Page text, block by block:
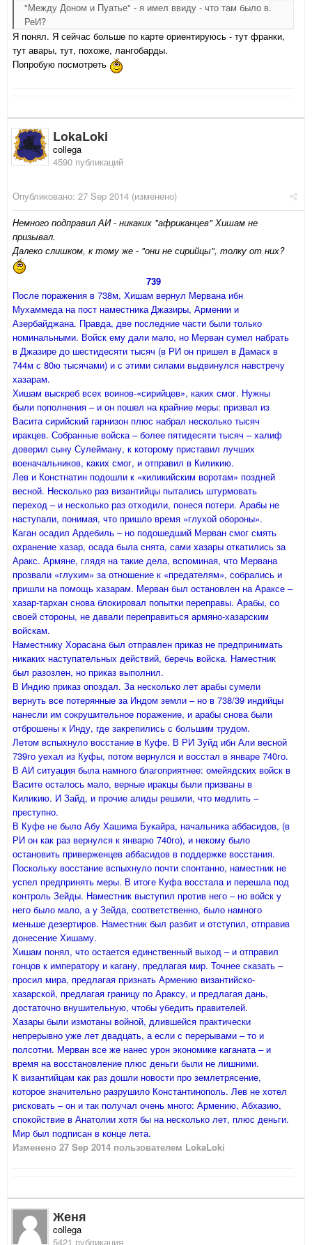
"Между Доном и Пуатье" - я имел ввиду - что там было в.
РеИ?
Я понял. Я сейчас больше по карте ориентируюсь - тут франки,
тут авары, тут, похоже, лангобарды.
Попробую посмотреть
LokaLoki
collega
4590 публикаций
Опубликовано: 27 Sep 2014 (изменено)
Немного подправил АИ - никаких "африканцев" Хишам не
призывал.
Далеко слишком, к тому же - "они не сирийцы", толку от них?
739
После поражения в 738м, Хишам вернул Мервана ибн
Мухаммеда на пост наместника Джазиры, Армении и
Азербайджана. Правда, две последние части были только
номинальными. Войск ему дали мало, но Мерван сумел набрать
в Джазире до шестидесяти тысяч (в РИ он пришел в Дамаск в
744м с 80ю тысячами) и с этими силами выдвинулся навстречу
хазарам.
Хишам выскреб всех воинов-«сирийцев», каких смог. Нужны
были пополнения – и он пошел на крайние меры: призвал из
Васита сирийский гарнизон плюс набрал несколько тысяч
иракцев. Собранные войска – более пятидесяти тысяч – халиф
доверил сыну Сулейману, к которому приставил лучших
военачальников, каких смог, и отправил в Киликию.
Лев и Констнатин подошли к «киликийским воротам» поздней
весной. Несколько раз византийцы пытались штурмовать
переход – и несколько раз отходили, понеся потери. Арабы не
наступали, понимая, что пришло время «глухой обороны».
Каган осадил Ардебиль – но подошедший Мерван смог смять
охранение хазар, осада была снята, сами хазары откатились за
Аракс. Армяне, глядя на такие дела, вспоминая, что Мервана
прозвали «глухим» за отношение к «предателям», собрались и
пришли на помощь хазарам. Мерван был остановлен на Араксе –
хазар-тархан снова блокировал попытки переправы. Арабы, со
своей стороны, не давали переправиться армяно-хазарским
войскам.
Наместнику Хорасана был отправлен приказ не предпринимать
никаких наступательных действий, беречь войска. Наместник
был разозлен, но приказ выполнил.
В Индию приказ опоздал. За несколько лет арабы сумели
вернуть все потерянные за Индом земли – но в 738/39 индийцы
нанесли им сокрушительное поражение, и арабы снова были
отброшены к Инду, где закрепились с большим трудом.
Летом вспыхнуло восстание в Куфе. В РИ Зуйд ибн Али весной
739го уехал из Куфы, потом вернулся и восстал в январе 740го.
В АИ ситуация была намного благоприятнее: омейядских войск в
Васите осталось мало, верные иракцы были призваны в
Киликию. И Зайд, и прочие алиды решили, что медлить –
преступно.
В Куфе не было Абу Хашима Букайра, начальника аббасидов, (в
РИ он как раз вернулся к январю 740го), и некому было
остановить приверженцев аббасидов в поддержке восстания.
Поскольку восстание вспыхнуло почти спонтанно, наместник не
успел предпринять меры. В итоге Куфа восстала и перешла под
контроль Зейды. Наместник выступил против него – но войск у
него было мало, а у Зейда, соответственно, было намного
меньше дезертиров. Наместник был разбит и отступил, отправив
донесение Хишаму.
Хишам понял, что остается единственный выход – и отправил
гонцов к императору и кагану, предлагая мир. Точнее сказать –
просил мира, предлагая признать Армению византийско-
хазарской, предлагая границу по Араксу, и предлагая дань,
достаточно внушительную, чтобы убедить правителей.
Хазары были измотаны войной, длившейся практически
непрерывно уже лет двадцать, а если с перерывами – то и
полсотни. Мерван все же нанес урон экономике каганата – и
время на восстановление плюс деньги были не лишними.
К византийцам как раз дошли новости про землетрясение,
которое значительно разрушило Константинополь. Лев не хотел
рисковать – он и так получал очень много: Армению, Абхазию,
спокойствие в Анатолии хотя бы на несколько лет, плюс деньги.
Мир был подписан в конце лета.
Изменено 27 Sep 2014 пользователем LokaLoki
Женя
collega
5421 публикация